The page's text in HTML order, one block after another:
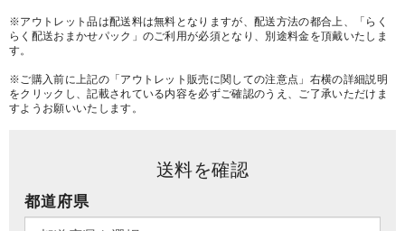
※アウトレット品は配送料は無料となりますが、配送方法の都合上、「らく
らく配送おまかせパック」のご利用が必須となり、別途料金を頂戴いたしま
す。
※ご購入前に上記の「アウトレット販売に関しての注意点」右横の詳細説明
をクリックし、記載されている内容を必ずご確認のうえ、ご了承いただけま
すようお願いいたします。
送料を確認
都道府県